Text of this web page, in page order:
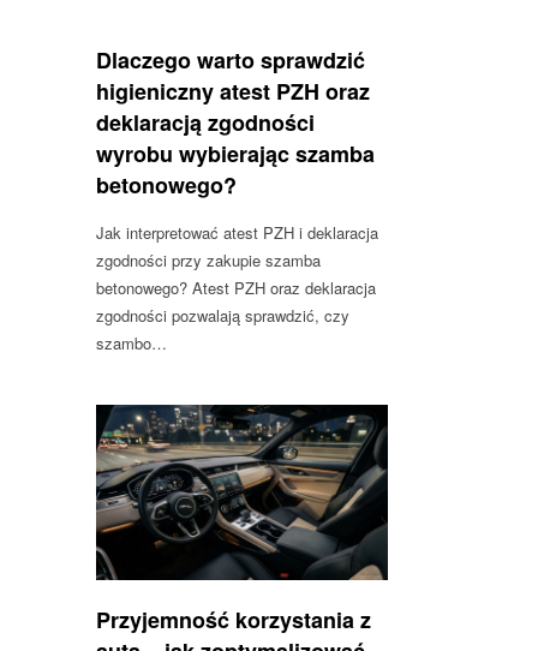
Dlaczego warto sprawdzić
higieniczny atest PZH oraz
deklaracją zgodności
wyrobu wybierając szamba
betonowego?
Jak interpretować atest PZH i deklaracja
zgodności przy zakupie szamba
betonowego? Atest PZH oraz deklaracja
zgodności pozwalają sprawdzić, czy
szambo…
Przyjemność korzystania z